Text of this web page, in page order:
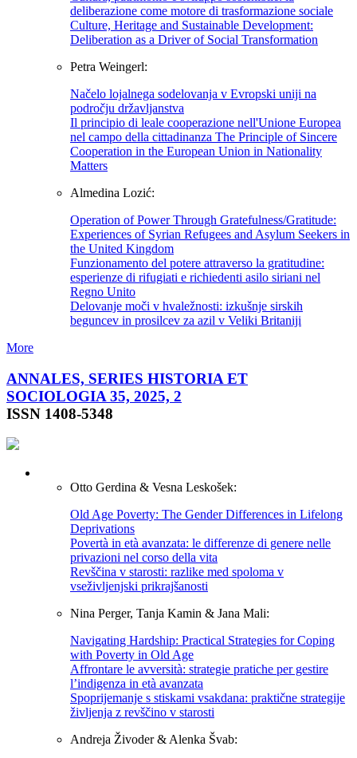
deliberazione come motore di trasformazione sociale
Culture, Heritage and Sustainable Development:
Deliberation as a Driver of Social Transformation
Petra Weingerl:
Načelo lojalnega sodelovanja v Evropski uniji na
področju državljanstva
Il principio di leale cooperazione nell'Unione Europea
nel campo della cittadinanza The Principle of Sincere
Cooperation in the European Union in Nationality
Matters
Almedina Lozić:
Operation of Power Through Gratefulness/Gratitude:
Experiences of Syrian Refugees and Asylum Seekers in
the United Kingdom
Funzionamento del potere attraverso la gratitudine:
esperienze di rifugiati e richiedenti asilo siriani nel
Regno Unito
Delovanje moči v hvaležnosti: izkušnje sirskih
beguncev in prosilcev za azil v Veliki Britaniji
More
ANNALES, SERIES HISTORIA ET
SOCIOLOGIA 35, 2025, 2
ISSN 1408-5348
Otto Gerdina & Vesna Leskošek:
Old Age Poverty: The Gender Differences in Lifelong
Deprivations
Povertà in età avanzata: le differenze di genere nelle
privazioni nel corso della vita
Revščina v starosti: razlike med spoloma v
vseživljenjski prikrajšanosti
Nina Perger, Tanja Kamin & Jana Mali:
Navigating Hardship: Practical Strategies for Coping
with Poverty in Old Age
Affrontare le avversità: strategie pratiche per gestire
l’indigenza in età avanzata
Spoprijemanje s stiskami vsakdana: praktične strategije
življenja z revščino v starosti
Andreja Živoder & Alenka Švab: